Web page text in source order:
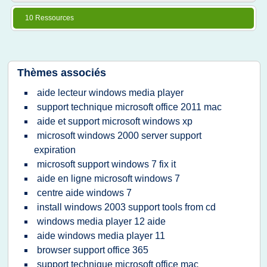
10 Ressources
Thèmes associés
aide lecteur windows media player
support technique microsoft office 2011 mac
aide et support microsoft windows xp
microsoft windows 2000 server support
expiration
microsoft support windows 7 fix it
aide en ligne microsoft windows 7
centre aide windows 7
install windows 2003 support tools from cd
windows media player 12 aide
aide windows media player 11
browser support office 365
support technique microsoft office mac